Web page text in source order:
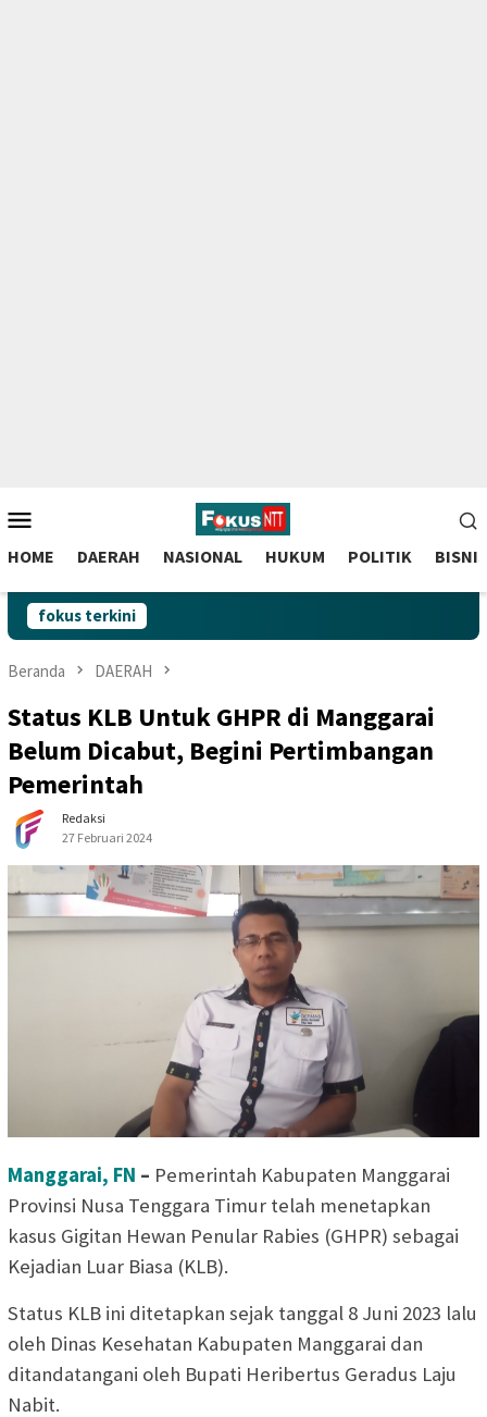
to
contentMobile
HOME DAERAH NASIONAL HUKUM POLITIK BISNIS
fokus terkini
Beranda DAERAH
Status KLB Untuk GHPR di Manggarai
Belum Dicabut, Begini Pertimbangan
Pemerintah
Redaksi
27 Februari 2024
Manggarai, FN – Pemerintah Kabupaten Manggarai
Provinsi Nusa Tenggara Timur telah menetapkan
kasus Gigitan Hewan Penular Rabies (GHPR) sebagai
Kejadian Luar Biasa (KLB).
Status KLB ini ditetapkan sejak tanggal 8 Juni 2023 lalu
oleh Dinas Kesehatan Kabupaten Manggarai dan
ditandatangani oleh Bupati Heribertus Geradus Laju
Nabit.